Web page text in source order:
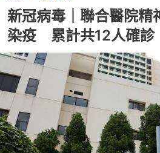
新冠病毒｜聯合醫院精
染疫 累計共12人確診